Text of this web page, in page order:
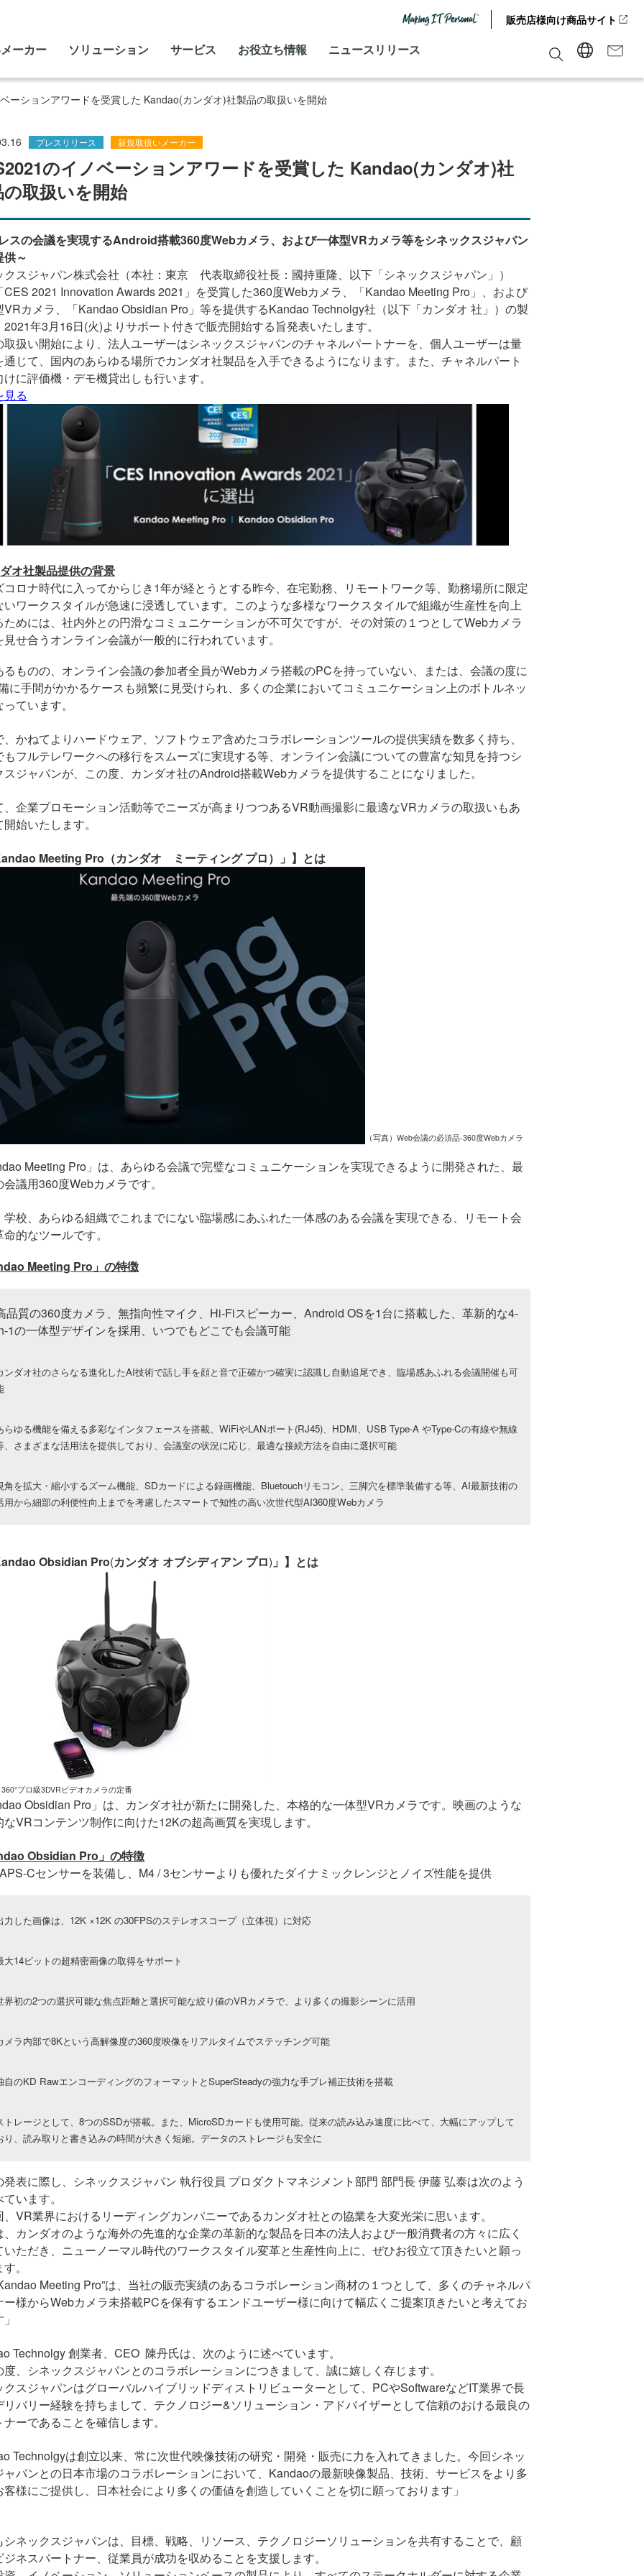
販売店様向け商品サイト
ーカー ソリューション サービス お役立ち情報 ニュースリリース
ーションアワードを受賞した Kandao(カンダオ)社製品の取扱いを開始
プレスリリース 新規取扱いメーカー
のイノベーションアワードを受賞した Kandao(カンダオ)社
取扱いを開始
スの会議を実現するAndroid搭載360度Webカメラ、および一体型VRカメラ等をシネックスジャパン
供～
クスジャパン株式会社（本社：東京 代表取締役社長：國持重隆、以下「シネックスジャパン」）
CES 2021 Innovation Awards 2021」を受賞した360度Webカメラ、「Kandao Meeting Pro」、および
VRカメラ、「Kandao Obsidian Pro」等を提供するKandao Technolgy社（以下「カンダオ 社」）の製
2021年3月16日(火)よりサポート付きで販売開始する旨発表いたします。
取扱い開始により、法人ユーザーはシネックスジャパンのチャネルパートナーを、個人ユーザーは量
通じて、国内のあらゆる場所でカンダオ社製品を入手できるようになります。また、チャネルパート
に評価機・デモ機貸出しも行います。
見る
オ社製品提供の背景
コロナ時代に入ってからじき1年が経とうとする昨今、在宅勤務、リモートワーク等、勤務場所に限定
いワークスタイルが急速に浸透しています。このような多様なワークスタイルで組織が生産性を向上
ためには、社内外との円滑なコミュニケーションが不可欠ですが、その対策の１つとしてWebカメラ
見せ合うオンライン会議が一般的に行われています。
るものの、オンライン会議の参加者全員がWebカメラ搭載のPCを持っていない、または、会議の度に
に手間がかかるケースも頻繁に見受けられ、多くの企業においてコミュニケーション上のボトルネッ
ています。
、かねてよりハードウェア、ソフトウェア含めたコラボレーションツールの提供実績を数多く持ち、
もフルテレワークへの移行をスムーズに実現する等、オンライン会議についての豊富な知見を持つシ
スジャパンが、この度、カンダオ社のAndroid搭載Webカメラを提供することになりました。
、企業プロモーション活動等でニーズが高まりつつあるVR動画撮影に最適なVRカメラの取扱いもあ
始いたします。
Meeting Pro（カンダオ ミーティング プロ）」】とは
（写真）Web会議の必須品-360度Webカメラ
Meeting Pro 」は、あらゆる会議で完璧なコミュニケーションを実現できるように開発された、最
会議用360度Webカメラです。
学校、あらゆる組織でこれまでにない臨場感にあふれた一体感のある会議を実現できる、リモート会
的なツールです。
Meeting Pro 」の特徴
品質の360度カメラ、無指向性マイク、Hi-Fiスピーカー、Android OSを1台に搭載した、革新的な4-
1の一体型デザインを採用、いつでもどこでも会議可能
ンダオ社のさらなる進化したAI技術で話し手を顔と音で正確かつ確実に認識し自動追尾でき、臨場感あふれる会議開催も可
らゆる機能を備える多彩なインタフェースを搭載、WiFiやLANポート(RJ45)、HDMI、USB Type-A やType-Cの有線や無線
、さまざまな活用法を提供しており、会議室の状況に応じ、最適な接続方法を自由に選択可能
角を拡大・縮小するズーム機能、SDカードによる録画機能、Bluetouchリモコン、三脚穴を標準装備する等、AI最新技術の
用から細部の利便性向上までを考慮したスマートで知性の高い次世代型AI360度Webカメラ
Obsidian Pro(カンダオ オブシディアン プロ) 」】とは
プロ級3DVRビデオカメラの定番
Obsidian Pro 」は、カンダオ社が新たに開発した、本格的な一体型VRカメラです。映画のような
なVRコンテンツ制作に向けた12Kの超高画質を実現します。
Obsidian Pro 」の特徴
Cセンサーを装備し、M4 / 3センサーよりも優れたダイナミックレンジとノイズ性能を提供
力した画像は、12K ×12K の30FPSのステレオスコープ（立体視）に対応
大14ビットの超精密画像の取得をサポート
界初の2つの選択可能な焦点距離と選択可能な絞り値のVRカメラで、より多くの撮影シーンに活用
メラ内部で8Kという高解像度の360度映像をリアルタイムでステッチング可能
自のKD RawエンコーディングのフォーマットとSuperSteadyの強力な手ブレ補正技術を搭載
トレージとして、8つのSSDが搭載。また、MicroSDカードも使用可能。従来の読み込み速度に比べて、大幅にアップして
り、読み取りと書き込みの時間が大きく短縮。データのストレージも安全に
発表に際し、シネックスジャパン 執行役員 プロダクトマネジメント部門 部門長 伊藤 弘泰は次のよう
います。
VR業界におけるリーディングカンパニーであるカンダオ社との協業を大変光栄に思います。
、カンダオのような海外の先進的な企業の革新的な製品を日本の法人および一般消費者の方々に広く
いただき、ニューノーマル時代のワークスタイル変革と生産性向上に、ぜひお役立て頂きたいと願っ
。
Meeting Pro”は、当社の販売実績のあるコラボレーション商材の１つとして、多くのチャネルパ
ー様からWebカメラ未搭載PCを保有するエンドユーザー様に向けて幅広くご提案頂きたいと考えてお
Technolgy 創業者、 CEO 陳丹氏は、次のように述べています。
度、シネックスジャパンとのコラボレーションにつきまして、誠に嬉しく存じます。
クスジャパンはグローバルハイブリッドディストリビューターとして、 PCやSoftwareなどIT業界で長
リバリー経験を持ちまして、テクノロジー&ソリューション・アドバイザーとして信頼のおける最良の
ーであることを確信します。
Technolgyは創立以来、常に次世代映像技術の研究・開発・販売に力を入れてきました。今回シネッ
パンとの日本市場のコラボレーションにおいて、 Kandaoの最新映像製品、技術、サービスをより多
客様にご提供し、日本社会により多くの価値を創造していくことを切に願っております」
シネックスジャパンは、目標、戦略、リソース、テクノロジーソリューションを共有することで、顧
ジネスパートナー、従業員が成功を収めることを支援します。